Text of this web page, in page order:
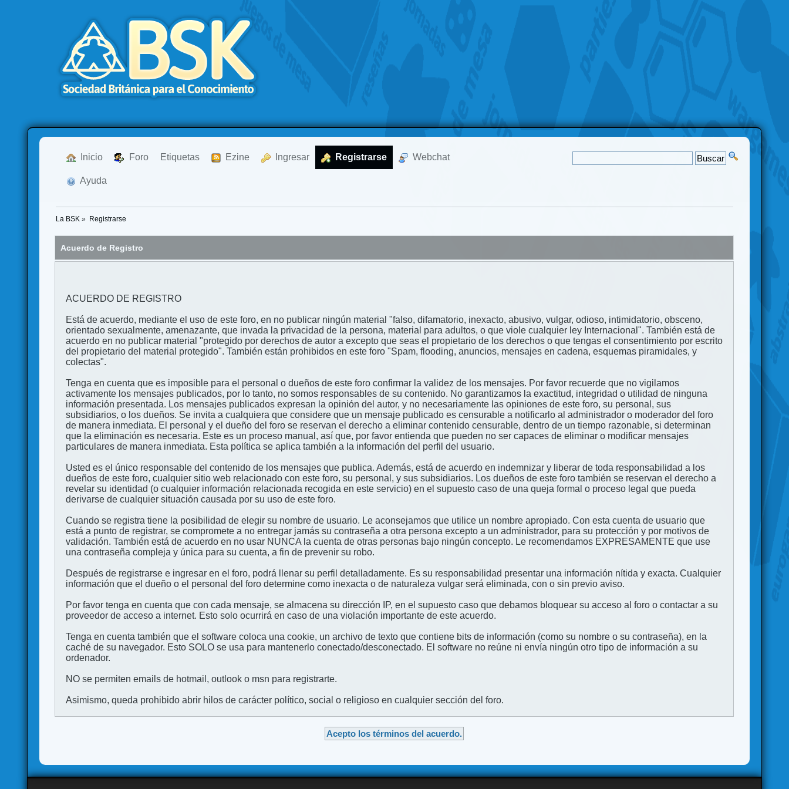
Inicio Foro Etiquetas Ezine Ingresar Registrarse Webchat
Ayuda
La BSK » Registrarse
Acuerdo de Registro
ACUERDO DE REGISTRO
Está de acuerdo, mediante el uso de este foro, en no publicar ningún material "falso, difamatorio, inexacto, abusivo, vulgar, odioso, intimidatorio, obsceno,
orientado sexualmente, amenazante, que invada la privacidad de la persona, material para adultos, o que viole cualquier ley Internacional". También está de
acuerdo en no publicar material "protegido por derechos de autor a excepto que seas el propietario de los derechos o que tengas el consentimiento por escrito
del propietario del material protegido". También están prohibidos en este foro "Spam, flooding, anuncios, mensajes en cadena, esquemas piramidales, y
colectas".
Tenga en cuenta que es imposible para el personal o dueños de este foro confirmar la validez de los mensajes. Por favor recuerde que no vigilamos
activamente los mensajes publicados, por lo tanto, no somos responsables de su contenido. No garantizamos la exactitud, integridad o utilidad de ninguna
información presentada. Los mensajes publicados expresan la opinión del autor, y no necesariamente las opiniones de este foro, su personal, sus
subsidiarios, o los dueños. Se invita a cualquiera que considere que un mensaje publicado es censurable a notificarlo al administrador o moderador del foro
de manera inmediata. El personal y el dueño del foro se reservan el derecho a eliminar contenido censurable, dentro de un tiempo razonable, si determinan
que la eliminación es necesaria. Este es un proceso manual, así que, por favor entienda que pueden no ser capaces de eliminar o modificar mensajes
particulares de manera inmediata. Esta política se aplica también a la información del perfil del usuario.
Usted es el único responsable del contenido de los mensajes que publica. Además, está de acuerdo en indemnizar y liberar de toda responsabilidad a los
dueños de este foro, cualquier sitio web relacionado con este foro, su personal, y sus subsidiarios. Los dueños de este foro también se reservan el derecho a
revelar su identidad (o cualquier información relacionada recogida en este servicio) en el supuesto caso de una queja formal o proceso legal que pueda
derivarse de cualquier situación causada por su uso de este foro.
Cuando se registra tiene la posibilidad de elegir su nombre de usuario. Le aconsejamos que utilice un nombre apropiado. Con esta cuenta de usuario que
está a punto de registrar, se compromete a no entregar jamás su contraseña a otra persona excepto a un administrador, para su protección y por motivos de
validación. También está de acuerdo en no usar NUNCA la cuenta de otras personas bajo ningún concepto. Le recomendamos EXPRESAMENTE que use
una contraseña compleja y única para su cuenta, a fin de prevenir su robo.
Después de registrarse e ingresar en el foro, podrá llenar su perfil detalladamente. Es su responsabilidad presentar una información nítida y exacta. Cualquier
información que el dueño o el personal del foro determine como inexacta o de naturaleza vulgar será eliminada, con o sin previo aviso.
Por favor tenga en cuenta que con cada mensaje, se almacena su dirección IP, en el supuesto caso que debamos bloquear su acceso al foro o contactar a su
proveedor de acceso a internet. Esto solo ocurrirá en caso de una violación importante de este acuerdo.
Tenga en cuenta también que el software coloca una cookie, un archivo de texto que contiene bits de información (como su nombre o su contraseña), en la
caché de su navegador. Esto SOLO se usa para mantenerlo conectado/desconectado. El software no reúne ni envía ningún otro tipo de información a su
ordenador.
NO se permiten emails de hotmail, outlook o msn para registrarte.
Asimismo, queda prohibido abrir hilos de carácter político, social o religioso en cualquier sección del foro.